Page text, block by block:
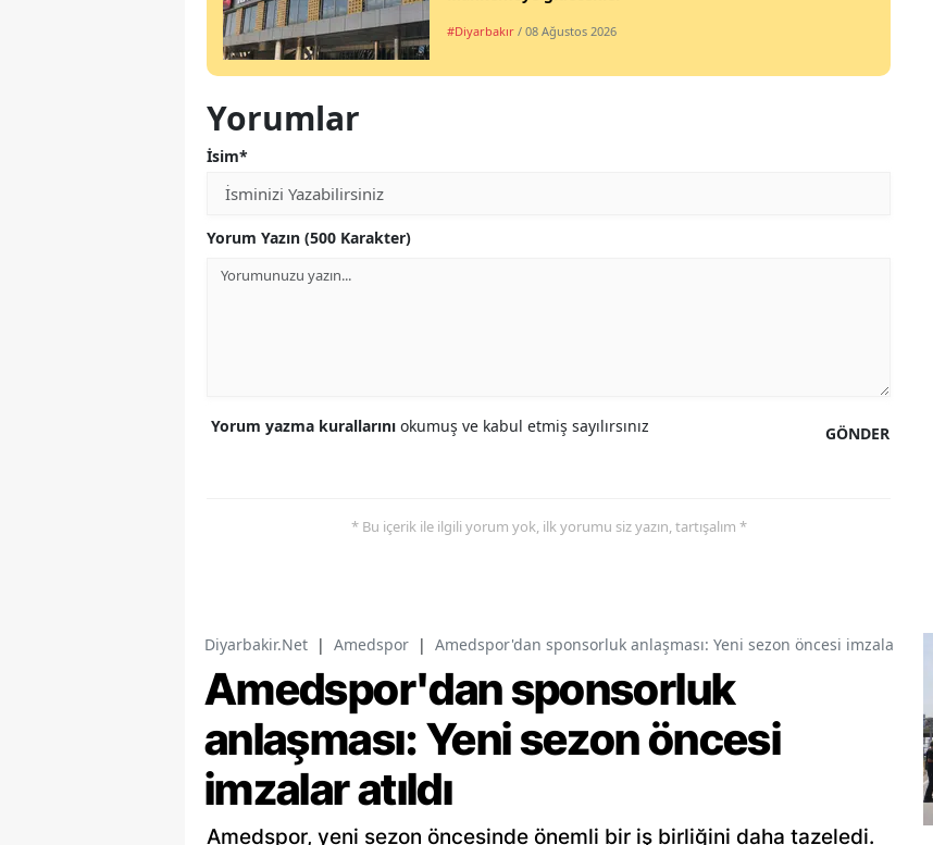
#Diyarbakır / 08 Ağustos 2026
Yorumlar
İsim*
Yorum Yazın (500 Karakter)
GÖNDER
Yorum yazma kurallarını okumuş ve kabul etmiş sayılırsınız
* Bu içerik ile ilgili yorum yok, ilk yorumu siz yazın, tartışalım *
Diyarbakir.Net | Amedspor | Amedspor'dan sponsorluk anlaşması: Yeni sezon öncesi imzalar atıldı
Amedspor'dan sponsorluk
anlaşması: Yeni sezon öncesi
imzalar atıldı
Amedspor, yeni sezon öncesinde önemli bir iş birliğini daha tazeledi.